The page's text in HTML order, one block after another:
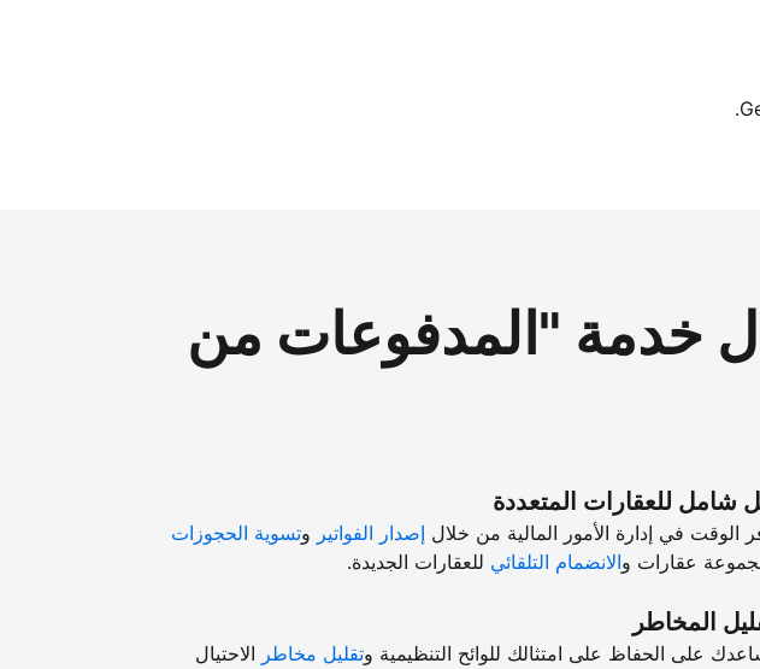
خدمة "المدفوعات من
شامل للعقارات المتعددة
الوقت في إدارة الأمور المالية من خلال إصدار الفواتير وتسوية الحجوزات
عقارات والانضمام التلقائي للعقارات الجديدة.
المخاطر
على الحفاظ على امتثالك للوائح التنظيمية وتقليل مخاطر الاحتيال